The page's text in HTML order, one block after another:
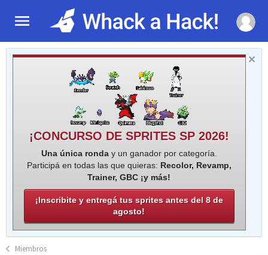
¡CONCURSO DE SPRITES SP 2026!
Una única ronday un ganador por categoría.
Participá en todas las que quieras: Recolor, Revamp,
Trainer, GBC ¡y más!
¡Inscribite y entregá tus sprites antes del 8 de
agosto!
Miembros